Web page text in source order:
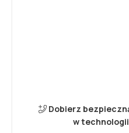
Dobierz
w technologii